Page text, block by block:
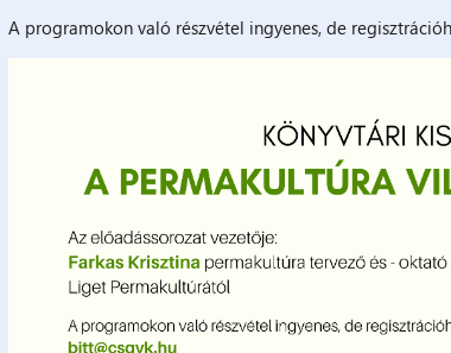
A programokon való részvétel ingyenes, de